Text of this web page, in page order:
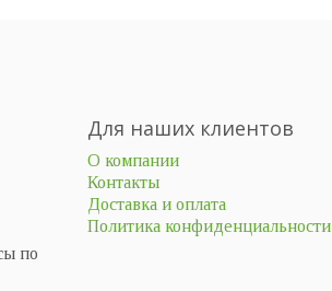
по
Для наших клиентов
О компании
Контакты
Доставка и оплата
Политика конфиденциальности